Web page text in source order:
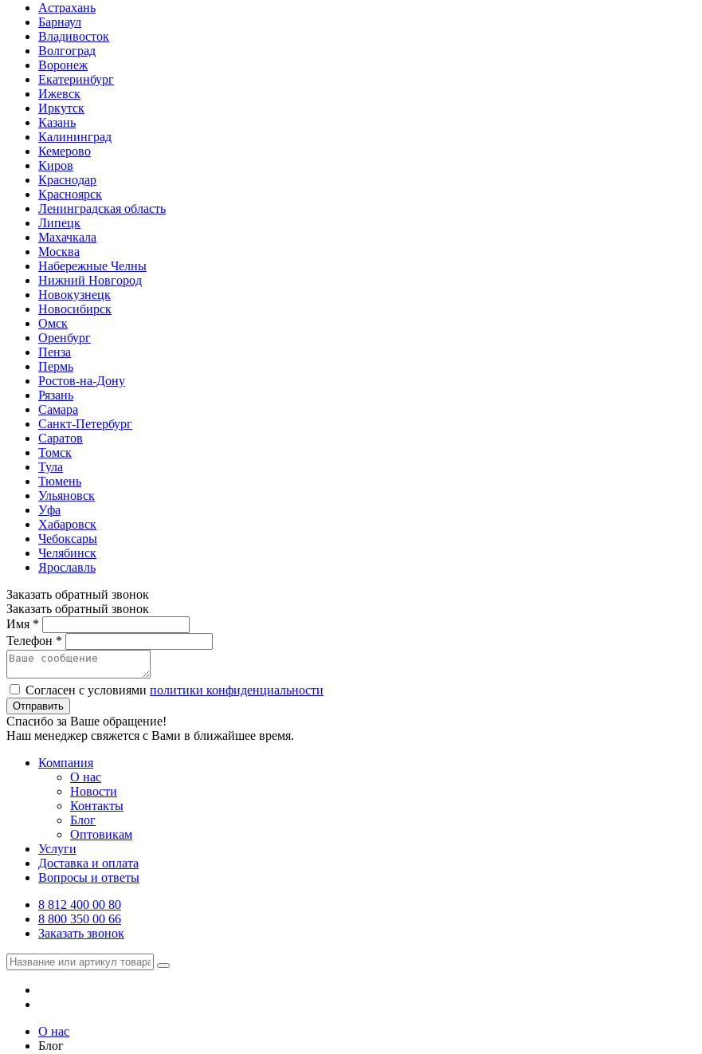
Астрахань
Барнаул
Владивосток
Волгоград
Воронеж
Екатеринбург
Ижевск
Иркутск
Казань
Калининград
Кемерово
Киров
Краснодар
Красноярск
Ленинградская область
Липецк
Махачкала
Москва
Набережные Челны
Нижний Новгород
Новокузнецк
Новосибирск
Омск
Оренбург
Пенза
Пермь
Ростов-на-Дону
Рязань
Самара
Санкт-Петербург
Саратов
Томск
Тула
Тюмень
Ульяновск
Уфа
Хабаровск
Чебоксары
Челябинск
Ярославль
Заказать обратный звонок
Заказать обратный звонок
Имя *
Телефон *
Согласен с условиями политики конфиденциальности
Отправить
Спасибо за Ваше обращение!
Наш менеджер свяжется с Вами в ближайшее время.
Компания
О нас
Новости
Контакты
Блог
Оптовикам
Услуги
Доставка и оплата
Вопросы и ответы
8 812 400 00 80
8 800 350 00 66
Заказать звонок
О нас
Блог